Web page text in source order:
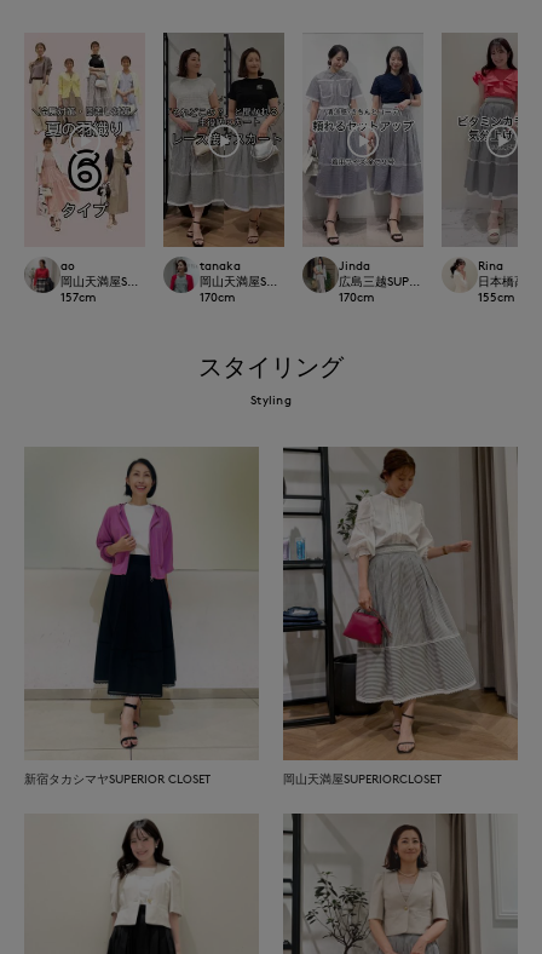
ao
岡山天満屋SUPERIORCLOSET
157cm
tanaka
岡山天満屋SUPERIORCLOSET
170cm
Jinda
広島三越SUPERIORCLOSET
170cm
Rina
日本橋高
155cm
スタイリング
Styling
新宿タカシマヤSUPERIOR CLOSET 岡山天満屋SUPERIORCLOSET